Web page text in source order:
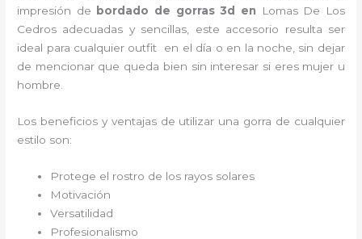
impresión de
bordado de gorras 3d en
Lomas De Los
Cedros adecuadas y sencillas, este accesorio resulta ser
ideal para cualquier outfit en el día o en la noche, sin dejar
de mencionar que queda bien sin interesar si eres mujer u
hombre.
Los beneficios y ventajas de utilizar una gorra de cualquier
estilo son:
Protege el rostro de los rayos solares
Motivación
Versatilidad
Profesionalismo